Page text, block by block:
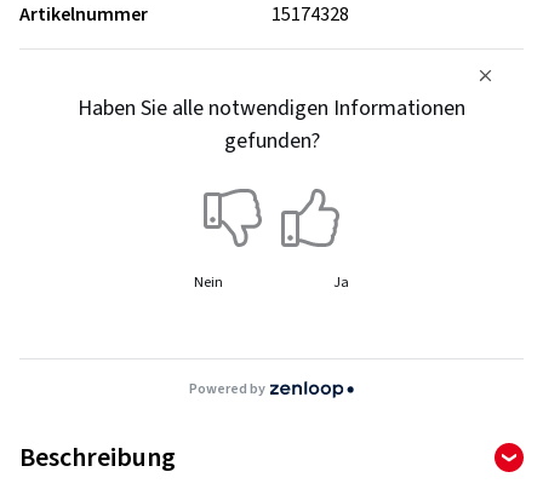
Artikelnummer
15174328
Haben Sie alle notwendigen Informationen
gefunden?
Nein Ja
Powered by
Beschreibung